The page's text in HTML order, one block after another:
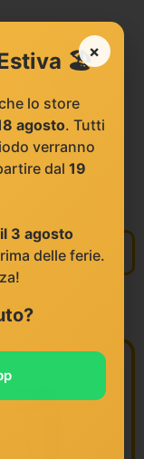
×
🏖️
lo store
agosto. Tutti
verranno
dal 19
3 agosto
delle ferie.